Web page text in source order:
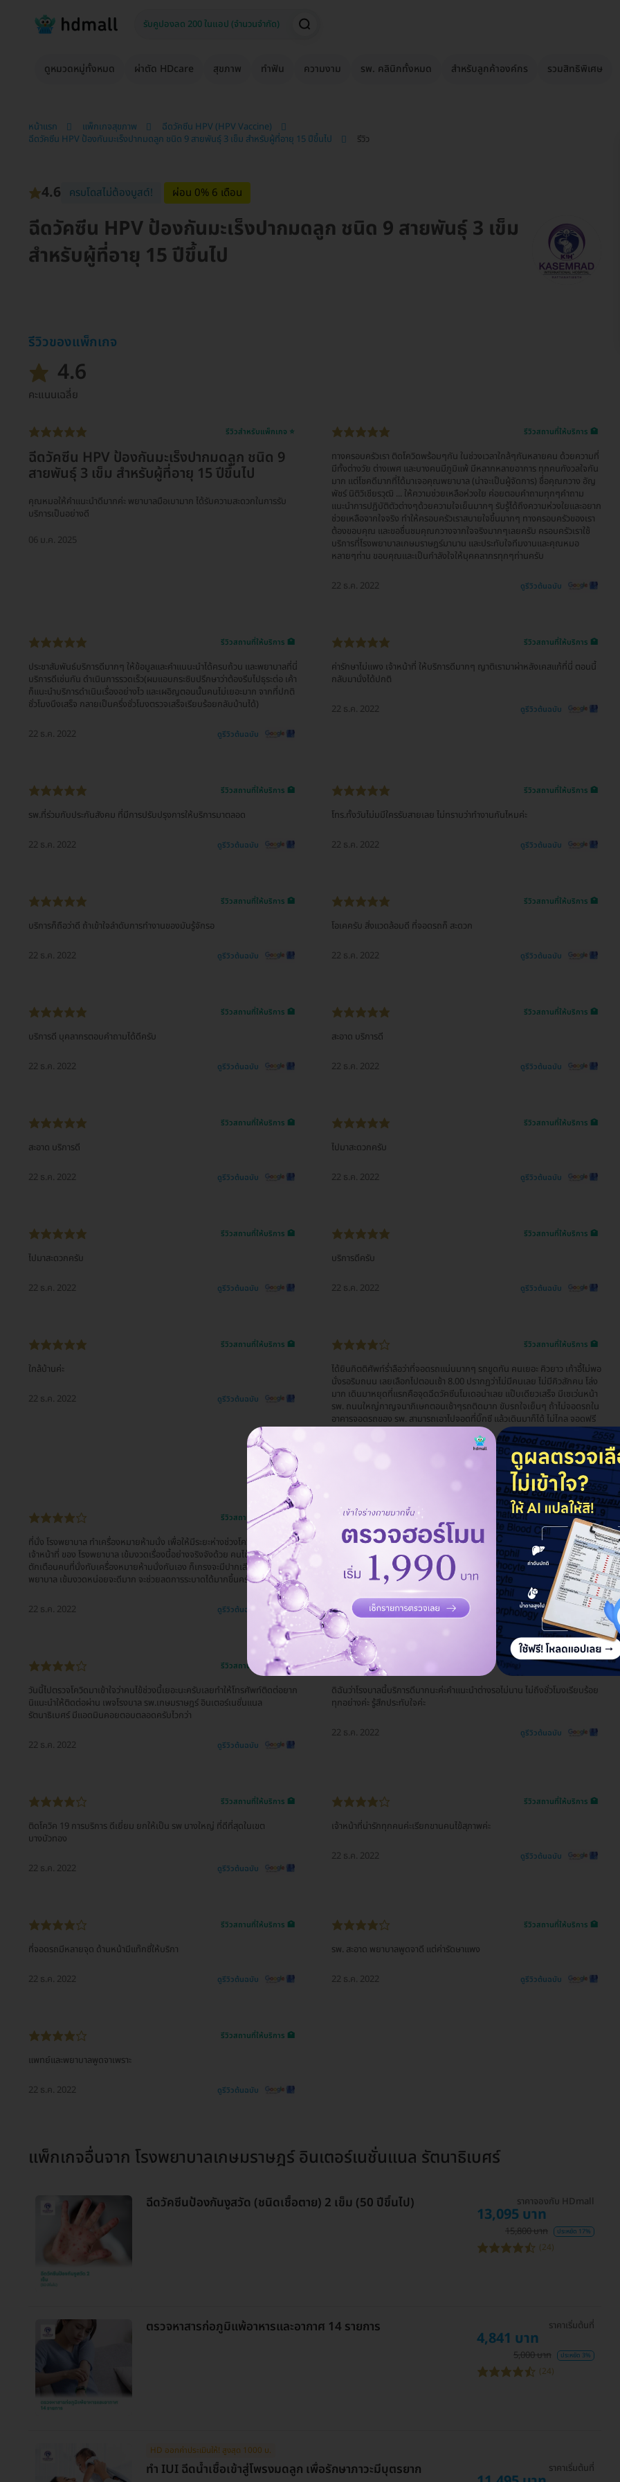
ดูหมวดหมู่ทั้งหมด ผ่าตัด HDcare สุขภาพ ทำฟัน ความงาม รพ. คลินิกทั้งหมด สำหรับลูกค้าองค์กร รวมสิทธิพิเศษ
หน้าแรก แพ็กเกจสุขภาพ
ฉีดวัคซีน HPV (HPV Vaccine)
ฉีดวัคซีน HPV ป้องกันมะเร็งปากมดลูก ชนิด 9 สายพันธุ์ 3 เข็ม สำหรับผู้ที่อายุ 15 ปีขึ้นไป
รีวิว
4.6 ครบโดสไม่ต้องบูสต์! ผ่อน 0% 6 เดือน
ฉีดวัคซีน HPV ป้องกันมะเร็งปากมดลูก ชนิด 9 สายพันธุ์ 3 เข็ม
สำหรับผู้ที่อายุ 15 ปีขึ้นไป
รีวิวของแพ็กเกจ
4.6
คะแนนเฉลี่ย
รีวิวสำหรับแพ็กเกจ ⭐
ฉีดวัคซีน HPV ป้องกันมะเร็งปากมดลูก ชนิด 9
สายพันธุ์ 3 เข็ม สำหรับผู้ที่อายุ 15 ปีขึ้นไป
คุณหมอให้คำแนะนำดีมากค่ะ พยาบาลมือเบามาก ได้รับความสะดวกในการรับ
บริการเป็นอย่างดี
06 ม.ค. 2025
รีวิวสถานที่ให้บริการ 🏥
ทางครอบครัวเรา ติดโควิดพร้อมๆกัน ในช่วงเวลาใกล้ๆกันหลายคน ด้วยความที่
มีทั้งต่างวัย ต่างเพศ และบางคนมีภูมิแพ้ มีหลากหลายอาการ ทุกคนกังวลใจกัน
มาก แต่โชคดีมากที่ได้มาเจอคุณพยาบาล (น่าจะเป็นผู้จัดการ) ชื่อคุณกวาง อัญ
พัชร์ นิติวิเชียรวุฒิ ... ให้ความช่วยเหลือห่วงใย ค่อยตอบคำถามทุกๆคำถาม
แนะนำการปฏิบัติตัวต่างๆด้วยความใจเย็นมากๆ รับรู้ได้ถึงความห่วงใยและอยาก
ช่วยเหลือจากใจจริง ทำให้ครอบครัวเราสบายใจขึ้นมากๆ ทางครอบครัวของเรา
ต้องขอบคุณ และขอชื่นชมคุณกวางจากใจจริงมากๆเลยครับ ครอบครัวเราใช้
บริการที่โรงพยาบาลเกษมราษฎร์มานาน และประทับใจทีมงานและคุณหมอ
หลายๆท่าน ขอบคุณและเป็นกำลังใจให้บุคคลากรทุกๆท่านครับ
22 ธ.ค. 2022 ดูรีวิวต้นฉบับ
รีวิวสถานที่ให้บริการ 🏥
ประชาสัมพันธ์บริการดีมากๆ ให้ข้อมูลและคำแนนะนำได้ครบถ้วน และพยาบาลที่นี่
บริการดีเช่นกัน ดำเนินการรวดเร็ว(ผมแอบกระซิบปรึกษาว่าต้องรีบไปธุระต่อ เค้า
ก็แนะนำบริการดำเนินเรื่องอย่างไว และเผอิญตอนนั้นคนไม่เยอะมาก จากที่ปกติ
ชั่วโมงนึงเสร็จ กลายเป็นครึ่งชั่วโมงตรวจเสร็จเรียบร้อยกลับบ้านได้)
22 ธ.ค. 2022 ดูรีวิวต้นฉบับ
รีวิวสถานที่ให้บริการ 🏥
ค่ารักษาไม่แพง เจ้าหน้าที่ ให้บริการดีมากๆ ญาติเรามาผ่าหลังเคสแก้ที่นี่ ตอนนี้
กลับมานั่งได้ปกติ
22 ธ.ค. 2022 ดูรีวิวต้นฉบับ
รีวิวสถานที่ให้บริการ 🏥
รพ.ที่ร่วมกับประกันสังคม ที่มีการปรับปรุงการให้บริการมาตลอด
22 ธ.ค. 2022 ดูรีวิวต้นฉบับ
รีวิวสถานที่ให้บริการ 🏥
โทร.ทั้งวันไม่มมีใครรับสายเลย ไม่ทราบว่าทำงานกันไหมค่ะ
22 ธ.ค. 2022 ดูรีวิวต้นฉบับ
รีวิวสถานที่ให้บริการ 🏥
บริการก็ถือว่าดี ถ้าเข้าใจลำดับการทำงานของมันรู้จักรอ
22 ธ.ค. 2022 ดูรีวิวต้นฉบับ
รีวิวสถานที่ให้บริการ 🏥
โอเคครับ สิ่งแวดล้อมดี ที่จอดรถก็ สะดวก
22 ธ.ค. 2022 ดูรีวิวต้นฉบับ
รีวิวสถานที่ให้บริการ 🏥
บริการดี บุคลากรตอบคำถามได้ดีครับ
22 ธ.ค. 2022 ดูรีวิวต้นฉบับ
รีวิวสถานที่ให้บริการ 🏥
สะอาด​ บริการดี
22 ธ.ค. 2022 ดูรีวิวต้นฉบับ
รีวิวสถานที่ให้บริการ 🏥
สะอาด บริการดี
22 ธ.ค. 2022 ดูรีวิวต้นฉบับ
รีวิวสถานที่ให้บริการ 🏥
ไปมาสะดวกครับ
22 ธ.ค. 2022 ดูรีวิวต้นฉบับ
รีวิวสถานที่ให้บริการ 🏥
ไปมาสะดวกครับ
22 ธ.ค. 2022 ดูรีวิวต้นฉบับ
รีวิวสถานที่ให้บริการ 🏥
บริการดีครับ
22 ธ.ค. 2022 ดูรีวิวต้นฉบับ
รีวิวสถานที่ให้บริการ 🏥
ใกล้บ้านค่ะ
22 ธ.ค. 2022 ดูรีวิวต้นฉบับ
รีวิวสถานที่ให้บริการ 🏥
ได้ยินกิตติศัพท์ร่ำลือว่าที่จอดรถแน่นมากๆ รถขูดกัน คนเยอะ คิวยาว เก้าอี้ไม่พอ
นั่งรอริมถนน เลยเลือกไปตอนเช้า 8.00 ปรากฏว่าไม่มีคนเลย ไม่มีคิวสักคน โล่ง
มาก เดินมาหยุดที่แรกคือจุดฉีดวัคซีนโมเดอน่าเลย แป๊บเดียวเสร็จ มีเซเว่นหน้า
รพ. ถนนใหญ่กาญจนาภิเษกตอนเช้าๆรถติดมาก ขับรถใจเย็นๆ ถ้าไม่จอดรถใน
อาคารจอดรถของ รพ. สามารถเอาไปจอดที่บิ๊กซี แล้วเดินมาก็ได้ ไม่ไกล จอดฟรี
ดูรีวิวต้นฉบับ
รีวิวสถานที่ให้บริการ 🏥
ที่นั่ง โรงพยาบาล ทำเครื่องหมายห้ามนั่ง เพื่อให้มีระยะห่างช่วงโควิด อยากให้
เจ้าหน้าที่ ของ โรงพยาบาล เข้มงวดเรื่องนี้อย่างจริงจังด้วย คนไข้จะไปว่ากล่าง
ตักเตือนคนที่นั่งทับเครื่องหมายห้ามนั่งกันเอง ก็เกรงจะมีปากเสียงกัน ทาง โรง
พยาบาล เข้มงวดหน่อยจะดีมาก จะช่วยลดการระบาดได้มากขึ้นครับ
22 ธ.ค. 2022 ดูรีวิวต้นฉบับ
รีวิวสถานที่ให้บริการ 🏥
จนท.ห้องจ่ายยาประกันสังคม คือดีมากใจเย็น แจ่มใส ทั้งๆที่คนมหาศาล
ผช.พยาบาลและอื่นๆ ให้ความช่วยเหลือดี อาจมีตึงๆบ้าง ก็เข้าใจคนมันแยะ แต่
หมอพยาบาล หน้าตึงสุด แกคงเครียด ยังไงผมเอาใจช่วยนะครับ ทุกคน
22 ธ.ค. 2022 ดูรีวิวต้นฉบับ
รีวิวสถานที่ให้บริการ 🏥
วันนี้ไปตรวจโควิดมาเข้าใจว่าคนไข้ช่วงนี้เยอะนะครับเลยทำให้โทรศัพท์ติดต่อยาก
นิแนะนำให้ติดต่อผ่าน เพจโรงบาล รพ.เกษมราษฎร์ อินเตอร์เนชั่นแนล
รัตนาธิเบศร์ มีแอดมินคอยตอบตลอดครับไวกว่า
22 ธ.ค. 2022 ดูรีวิวต้นฉบับ
รีวิวสถานที่ให้บริการ 🏥
ดิฉันว่าโรงบาลนี้บริการดีมากนะค่ะคำแนะนำต่างรอไม่นาน ไม่ถึงชั่วโมงเรียบร้อย
ทุกอย่างค่ะ รู้สึกประทับใจค่ะ
22 ธ.ค. 2022 ดูรีวิวต้นฉบับ
รีวิวสถานที่ให้บริการ 🏥
ติดโควิค 19 การบริการ ดีเยี่ยม ยกให้เป็น รพ บางใหญ่ ที่ดีที่สุดในเขต
บางบัวทอง
22 ธ.ค. 2022 ดูรีวิวต้นฉบับ
รีวิวสถานที่ให้บริการ 🏥
เจ้าหน้าที่น่ารักทุกคนค่ะเรียกขานคนไข้สุภาพค่ะ
22 ธ.ค. 2022 ดูรีวิวต้นฉบับ
รีวิวสถานที่ให้บริการ 🏥
ที่จอดรถมีหลายจุด ด้านหน้ามีแท๊กซี่ให้บริกา
22 ธ.ค. 2022 ดูรีวิวต้นฉบับ
รีวิวสถานที่ให้บริการ 🏥
รพ. สะอาด พยาบาลพูดจาดี แต่ค่ารัดษาแพง
22 ธ.ค. 2022 ดูรีวิวต้นฉบับ
รีวิวสถานที่ให้บริการ 🏥
แพทย์และพยาบาลพูดจาเพราะ
22 ธ.ค. 2022 ดูรีวิวต้นฉบับ
แพ็กเกจอื่นจาก โรงพยาบาลเกษมราษฎร์ อินเตอร์เนชั่นแนล รัตนาธิเบศร์
ฉีดวัคซีนป้องกันงูสวัด (ชนิดเชื้อตาย) 2 เข็ม (50 ปีขึ้นไป) ราคาจองกับ HDmall
13,095 บาท
15,800 บาท ประหยัด 17%
(24)
ตรวจหาสารก่อภูมิแพ้อาหารและอากาศ 14 รายการ ราคาเริ่มต้นที่
4,841 บาท
5,000 บาท ประหยัด 3%
(24)
HD ออกค่าประเมินให้! สูงสุด 1000 บ.
ทำ IUI ฉีดน้ำเชื้อเข้าสู่โพรงมดลูก เพื่อรักษาภาวะมีบุตรยาก ราคาเริ่มต้นที่